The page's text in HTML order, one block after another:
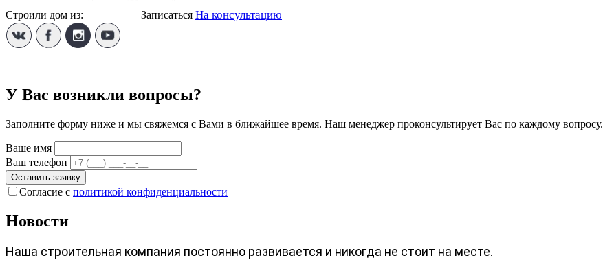
Строили дом из: Записаться На консультацию
У Вас возникли вопросы?
Заполните форму ниже и мы свяжемся с Вами в ближайшее время. Наш менеджер проконсультирует Вас по каждому вопросу.
Ваше имя
Ваш телефон
Оставить заявку
Согласие с политикой конфиденциальности
Новости
Наша строительная компания постоянно развивается и никогда не стоит на месте.